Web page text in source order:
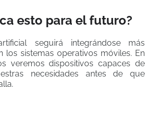
esto para el futuro?
seguirá integrándose más
los sistemas operativos móviles. En
veremos dispositivos capaces de
necesidades antes de que